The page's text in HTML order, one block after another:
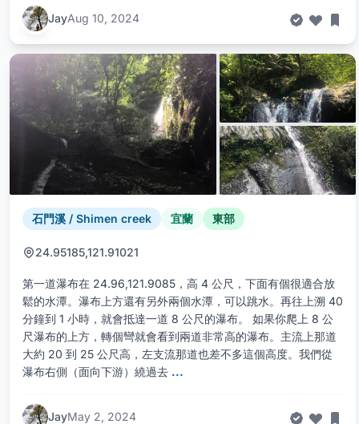
JayAug 10, 2024
石門溪 / Shimen creek 宜蘭 東部
24.95185,121.91021
第一道瀑布在 24.96,121.9085，高 4 公尺，下面有個很適合放
鬆的水潭。瀑布上方還有另外兩個水潭，可以跳水。再往上溯 40
分鐘到 1 小時，就會抵達一道 8 公尺的瀑布。 如果你爬上 8 公
尺瀑布的上方，轉個彎就會看到兩道非常高的瀑布。主流上那道
大約 20 到 25 公尺高，左支流那道也差不多這個高度。我們從
瀑布右側（面向下游）繞過去 ...
JayMay 2, 2024